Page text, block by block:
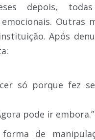
depois,
Outras
Após
só porque fez
pode ir embora.”
de